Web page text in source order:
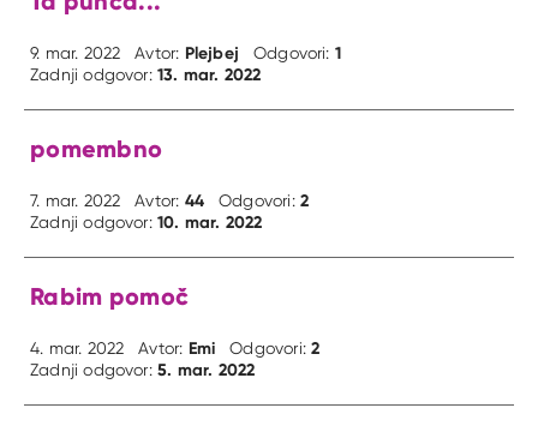
9. mar. 2022 Avtor: Plejbej Odgovori: 1
Zadnji odgovor:13. mar. 2022
pomembno
7. mar. 2022 Avtor: 44 Odgovori: 2
Zadnji odgovor:10. mar. 2022
Rabim pomoč
4. mar. 2022 Avtor: Emi Odgovori:2
Zadnji odgovor:5. mar. 2022